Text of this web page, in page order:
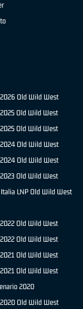
Old Wild West
Old Wild West
Old Wild West
Old Wild West
Old Wild West
Old Wild West
Italia LNP Old Wild West
Old Wild West
Old Wild West
Old Wild West
Old Wild West
2020
Old Wild West